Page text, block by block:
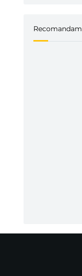
Recomandam